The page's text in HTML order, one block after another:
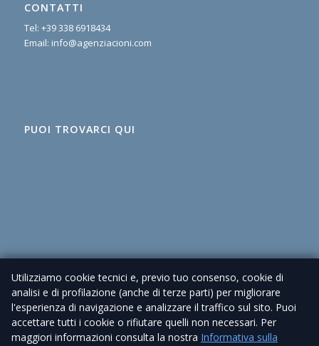
CONTATTI
Tel: +39 338 6918434
Email: info@agenziacioni.com
PUOI TROVARCI QUI
Utilizziamo cookie tecnici e, previo tuo consenso, cookie di
analisi e di profilazione (anche di terze parti) per migliorare
l'esperienza di navigazione e analizzare il traffico sul sito. Puoi
accettare tutti i cookie o rifiutare quelli non necessari. Per
maggiori informazioni consulta la nostra Informativa sulla